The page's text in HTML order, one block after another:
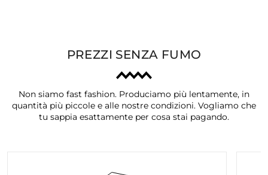
PREZZI SENZA FUMO
Non siamo fast fashion. Produciamo più lentamente, in
quantità più piccole e alle nostre condizioni. Vogliamo che
tu sappia esattamente per cosa stai pagando.